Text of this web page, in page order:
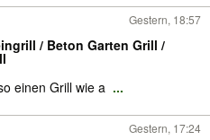
Gestern, 18:57
/ Beton Garten Grill /
einen Grill wie a ...
Gestern, 17:24